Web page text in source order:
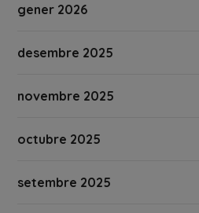
gener 2026
desembre 2025
novembre 2025
octubre 2025
setembre 2025